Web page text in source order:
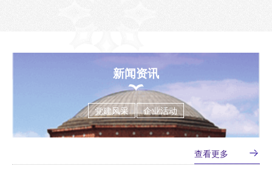
新闻资讯
党建风采 企业活动
查看更多